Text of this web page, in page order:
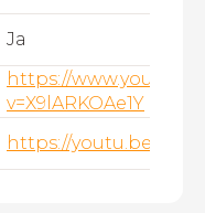
Ja
https://
v=X9lARKOAe1Y
https://youtu.be/